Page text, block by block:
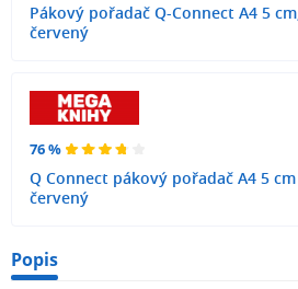
Pákový pořadač Q-Connect A4 5 cm,
červený
76 %
Q Connect pákový pořadač A4 5 cm
červený
Popis